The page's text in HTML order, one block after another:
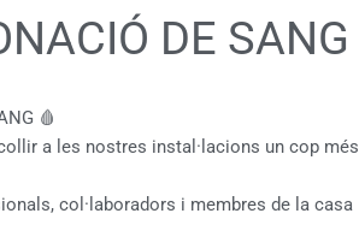
DE SANG
🩸
a les nostres instal·lacions un cop més
col·laboradors i membres de la casa